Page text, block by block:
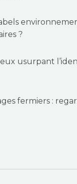
?
usurpant
fermiers :